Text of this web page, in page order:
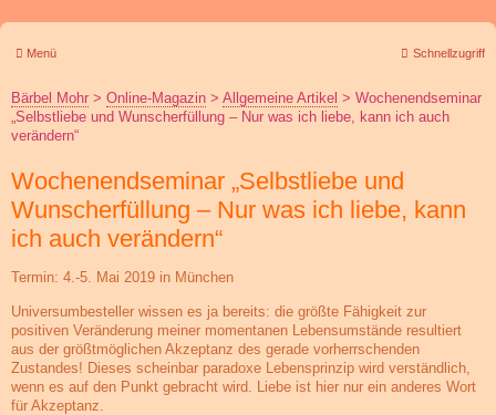
Menü Schnellzugriff
Bärbel Mohr > Online-Magazin > Allgemeine Artikel > Wochenendseminar
„Selbstliebe und Wunscherfüllung – Nur was ich liebe, kann ich auch
verändern“
Wochenendseminar „Selbstliebe und
Wunscherfüllung – Nur was ich liebe, kann
ich auch verändern“
Termin: 4.-5. Mai 2019 in München
Universumbesteller wissen es ja bereits: die größte Fähigkeit zur
positiven Veränderung meiner momentanen Lebensumstände resultiert
aus der größtmöglichen Akzeptanz des gerade vorherrschenden
Zustandes! Dieses scheinbar paradoxe Lebensprinzip wird verständlich,
wenn es auf den Punkt gebracht wird. Liebe ist hier nur ein anderes Wort
für Akzeptanz.